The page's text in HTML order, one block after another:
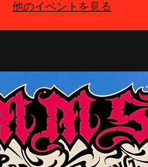
他のイベントを見る